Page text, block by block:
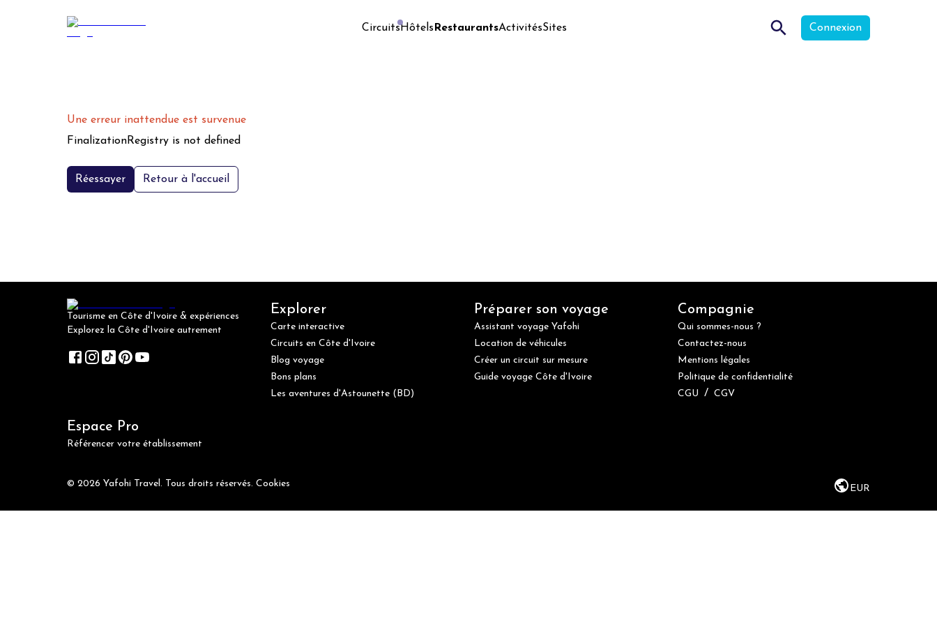
CircuitsHôtels RestaurantsActivitésSites Connexion
Une erreur inattendue est survenue
FinalizationRegistry is not defined
Réessayer Retour à l'accueil
Tourisme en Côte d'Ivoire & expériences
Explorez la Côte d'Ivoire autrement
Explorer
Carte interactive
Circuits en Côte d'Ivoire
Blog voyage
Bons plans
Les aventures d'Astounette (BD)
Préparer son voyage
Assistant voyage Yafohi
Location de véhicules
Créer un circuit sur mesure
Guide voyage Côte d'Ivoire
Compagnie
Qui sommes-nous ?
Contactez-nous
Mentions légales
Politique de confidentialité
CGU / CGV
Espace Pro
Référencer votre établissement
© 2026 Yafohi Travel. Tous droits réservés. Cookies EUR